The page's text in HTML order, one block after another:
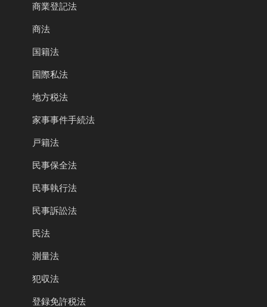
商業登記法
商法
国籍法
国際私法
地方税法
家事事件手続法
戸籍法
民事保全法
民事執行法
民事訴訟法
民法
測量法
犯収法
登録免許税法